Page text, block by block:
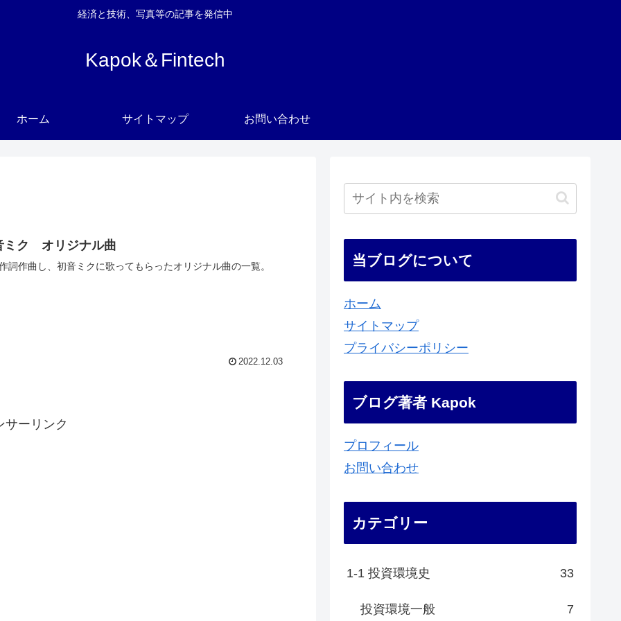
経済と技術、写真等の記事を発信中
Kapok＆Fintech
ホーム サイトマップ お問い合わせ
ミク オリジナル曲
詞作曲し、初音ミクに歌ってもらったオリジナル曲の一覧。
2022.12.03
サーリンク
当ブログについて
ホーム
サイトマップ
プライバシーポリシー
ブログ著者 Kapok
プロフィール
お問い合わせ
カテゴリー
1-1 投資環境史 33
投資環境一般 7